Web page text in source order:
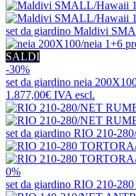
set da giardino Maldivi
SALDI
-30%
set da giardino neia
1.877,00€ IVA escl.
set da giardino RIO 210-
0%
set da giardino RIO 210-